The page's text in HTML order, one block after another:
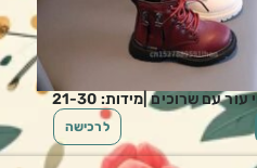
עם שרוכים |מידות: 21-30
לרכישה